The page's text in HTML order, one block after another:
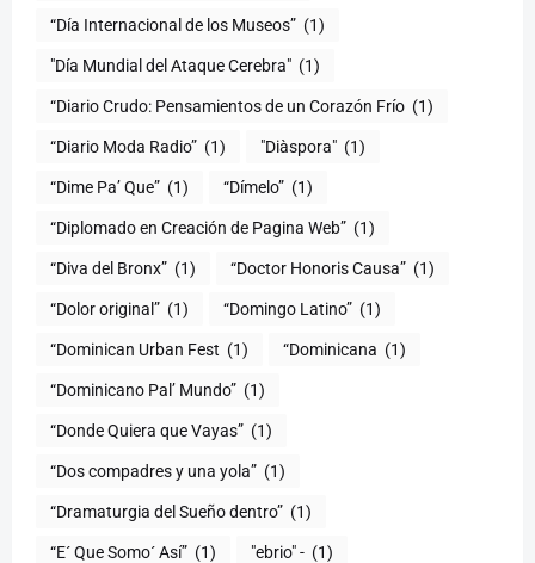
“Día Internacional de los Museos” (1)
"Día Mundial del Ataque Cerebra" (1)
“Diario Crudo: Pensamientos de un Corazón Frío (1)
“Diario Moda Radio” (1) (1)
“Dime Pa’ Que” (1) “Dímelo” (1)
“Diplomado en Creación de Pagina Web” (1)
“Diva del Bronx” (1) “Doctor Honoris Causa” (1)
“Dolor original” (1) “Domingo Latino” (1)
“Dominican Urban Fest (1) “Dominicana (1)
“Dominicano Pal’ Mundo” (1)
“Donde Quiera que Vayas” (1)
“Dos compadres y una yola” (1)
“Dramaturgia del Sueño dentro” (1)
“E´ Que Somo´ Así” (1) "ebrio" - (1)